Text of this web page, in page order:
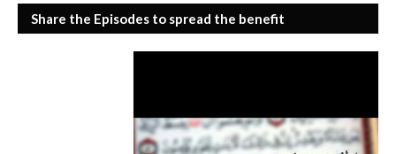
Share the Episodes to spread the benefit